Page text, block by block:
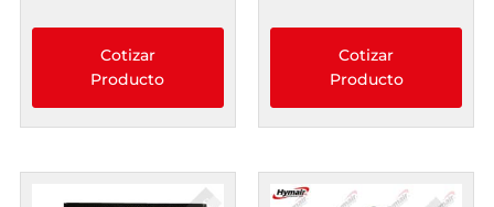
Cotizar
Producto
Cotizar
Producto